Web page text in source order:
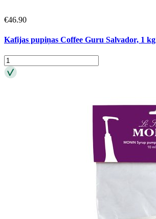
€46.90
Kafijas pupiņas Coffee Guru Salvador, 1 kg